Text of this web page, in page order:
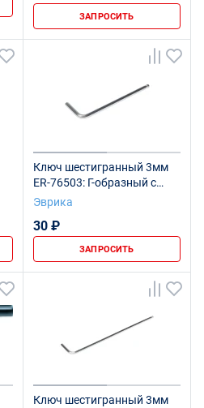
ЗАПРОСИТЬ
Ключ шестигранный 3мм
ER-76503: Г-образный с
шаром ЭВРИКА /1/375
Эврика
30 ₽
ЗАПРОСИТЬ
Ключ шестигранный 3мм